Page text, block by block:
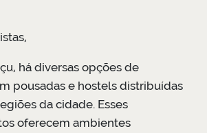
há diversas opções de
pousadas e hostels distribuídas
da cidade. Esses
oferecem ambientes